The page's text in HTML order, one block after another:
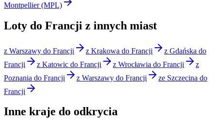
Montpellier (MPL)
Loty do Francji z innych miast
z Warszawy do Francji z Krakowa do Francji
z Gdańska do
Francji
z Katowic do Francji z Wrocławia do Francji
z
Poznania do Francji
z Warszawy do Francji
ze Szczecina do
Francji
Inne kraje do odkrycia